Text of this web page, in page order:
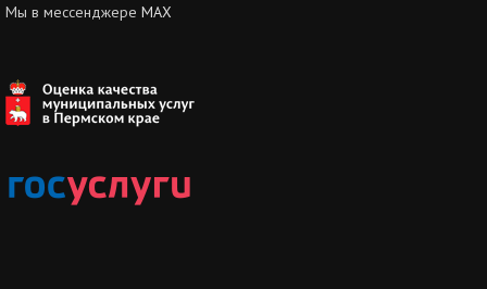
Мы в мессенджере MAX